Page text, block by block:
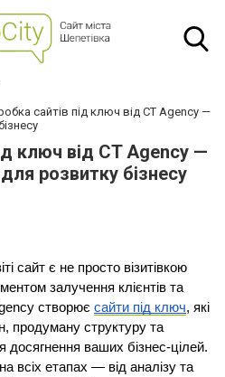
сайтів під ключ від CT Agency —
ключ від CT Agency —
розвитку бізнесу
сайт є не просто візитівкою
залучення клієнтів та
створює сайти під ключ, які
продуману структуру та
ваших бізнес-цілей.
всіх етапах — від аналізу та